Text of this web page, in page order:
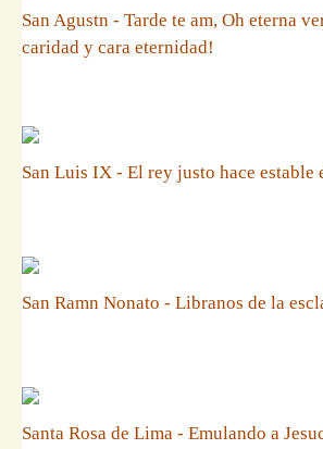
San Agustn - Tarde te am, Oh eterna
caridad y cara eternidad!
San Luis IX - El rey justo hace estable
San Ramn Nonato - Libranos de la
Santa Rosa de Lima - Emulando a